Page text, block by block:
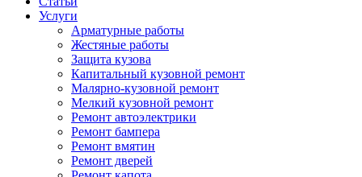
Услуги
Арматурные работы
Жестяные работы
Защита кузова
Капитальный кузовной ремонт
Малярно-кузовной ремонт
Мелкий кузовной ремонт
Ремонт автоэлектрики
Ремонт бампера
Ремонт вмятин
Ремонт дверей